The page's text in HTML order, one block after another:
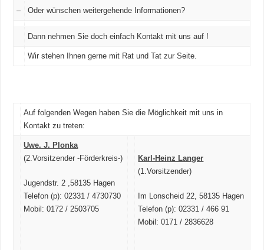
– Oder wünschen weitergehende Informationen?
Dann nehmen Sie doch einfach Kontakt mit uns auf !
Wir stehen Ihnen gerne mit Rat und Tat zur Seite.
Auf folgenden Wegen haben Sie die Möglichkeit mit uns in
Kontakt zu treten:
Uwe. J. Plonka
(2.Vorsitzender -Förderkreis-)
Jugendstr. 2 ,58135 Hagen
Telefon (p): 02331 / 4730730
Mobil: 0172 / 2503705
Karl-Heinz Langer
(1.Vorsitzender)
Im Lonscheid 22, 58135 Hagen
Telefon (p): 02331 / 466 91
Mobil: 0171 / 2836628